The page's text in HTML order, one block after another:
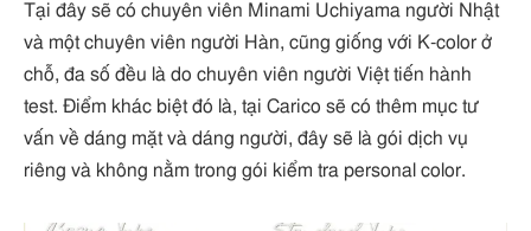
Tại đây sẽ có chuyên viên Minami Uchiyama người Nhật
và một chuyên viên người Hàn, cũng giống với K-color ở
chỗ, đa số đều là do chuyên viên người Việt tiến hành
test. Điểm khác biệt đó là, tại Carico sẽ có thêm mục tư
vấn về dáng mặt và dáng người, đây sẽ là gói dịch vụ
riêng và không nằm trong gói kiểm tra personal color.